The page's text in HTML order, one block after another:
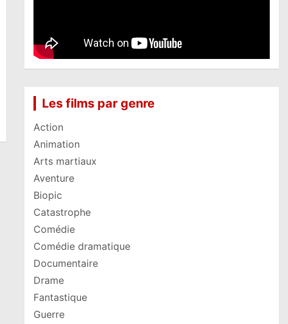
Les films par genre
Action
Animation
Arts martiaux
Aventure
Biopic
Catastrophe
Comédie
Comédie dramatique
Documentaire
Drame
Fantastique
Guerre